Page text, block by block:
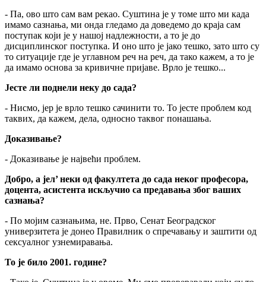
- Па, ово што сам вам рекао. Суштина је у томе што ми када
имамо сазнања, ми онда гледамо да доведемо до краја сам
поступак који је у нашој надлежности, а то је до
дисциплинског поступка. И оно што је јако тешко, зато што су
то ситуације где је углавном реч на реч, да тако кажем, а то је
да имамо основа за кривичне пријаве. Врло је тешко...
Јесте ли поднели неку до сада?
- Нисмо, јер је врло тешко сачинити то. То јесте проблем код
таквих, да кажем, дела, односно таквог понашања.
Доказивање?
- Доказивање је највећи проблем.
Добро, а јел’ неки од факултета до сада неког професора,
доцента, асистента искључио са предавања због ваших
сазнања?
- По мојим сазнањима, не. Прво, Сенат Београдског
универзитета је донео Правилник о спречавању и заштити од
сексуалног узнемиравања.
То је било 2001. године?